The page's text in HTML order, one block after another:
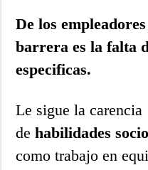
De los
barrera es la falta
especificas.
Le sigue la carencia
dehabilidades
como trabajo en